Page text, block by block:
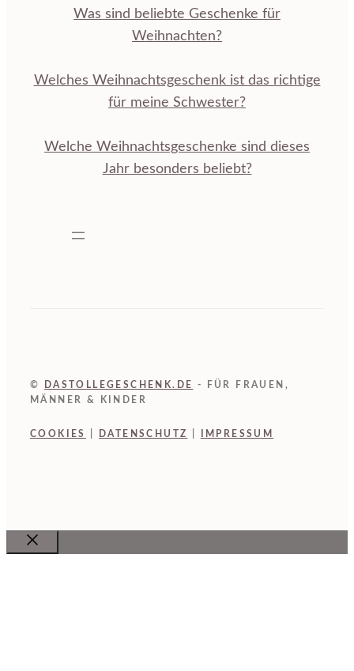
Was sind beliebte Geschenke für
Weihnachten?
Welches Weihnachtsgeschenk ist das richtige
für meine Schwester?
Welche Weihnachtsgeschenke sind dieses
Jahr besonders beliebt?
© DASTOLLEGESCHENK.DE
- FÜR FRAUEN,
MÄNNER & KINDER
COOKIES DATENSCHUTZ IMPRESSUM